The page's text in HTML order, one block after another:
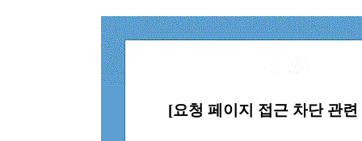
[요청 페이지 접근 차단 관